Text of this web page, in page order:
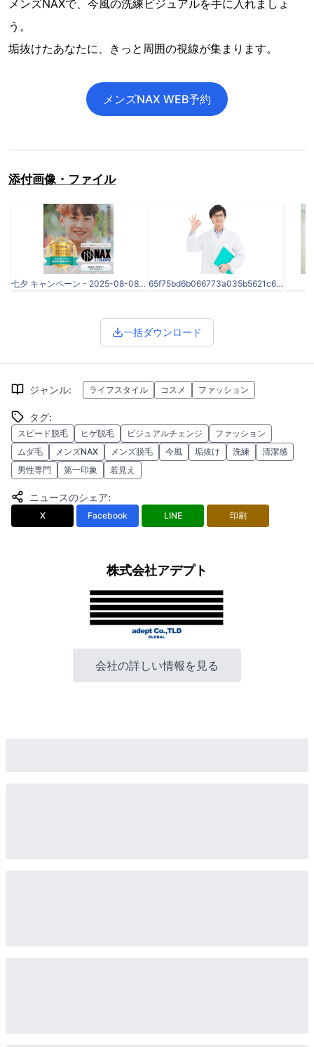
メンズNAXで、今風の洗練ビジュアルを手に入れましょ
う。
垢抜けたあなたに、きっと周囲の視線が集まります。
メンズNAX WEB予約
添付画像・ファイル
七夕 キャンペーン - 2025-08-08T144430.230.png 65f75bd6b066773a035b5621c63fe477-1.png
一括ダウンロード
ジャンル: ライフスタイル コスメ ファッション
タグ:
スピード脱毛 ヒゲ脱毛 ビジュアルチェンジ
ファッション
ムダ毛
メンズNAX メンズ脱毛 今風 垢抜け 洗練
清潔感
男性専門
第一印象 若見え
ニュースのシェア:
X Facebook LINE 印刷
株式会社アデプト
会社の詳しい情報を見る